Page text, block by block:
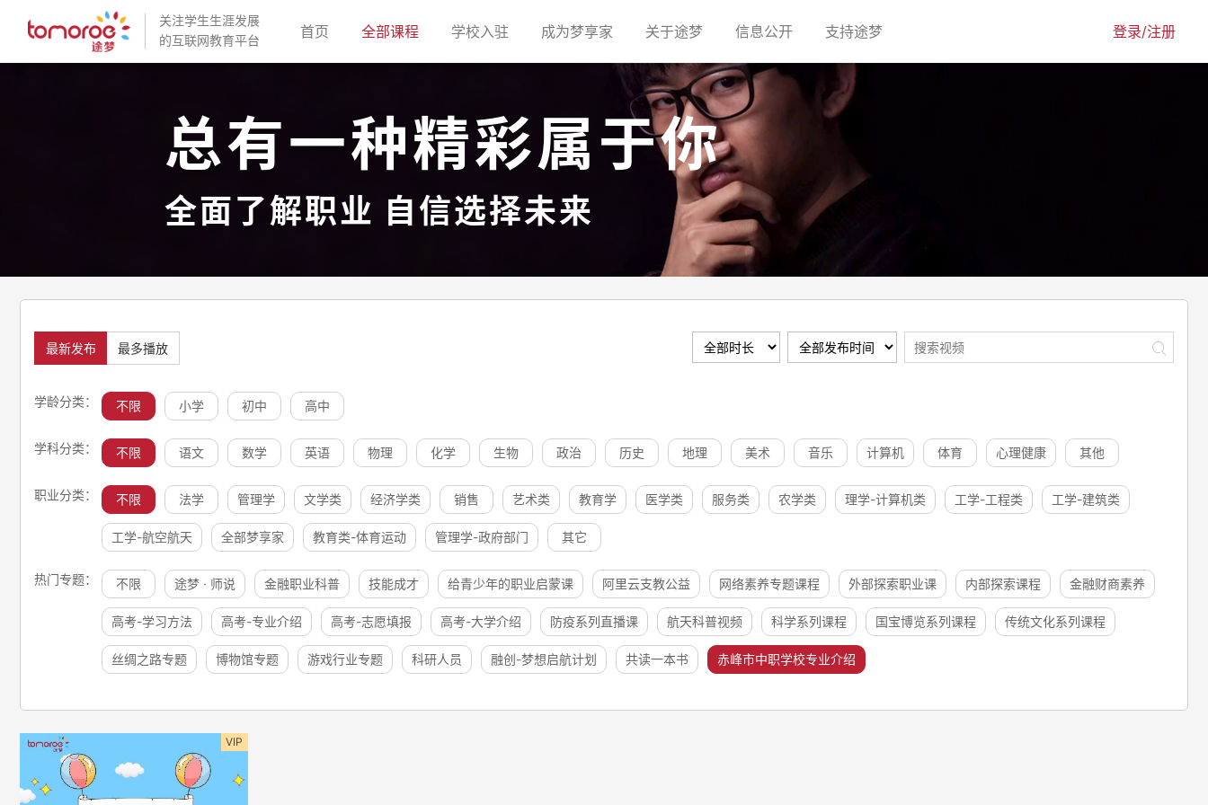
关注学生生涯发展
的互联网教育平台
首页(current)全部课程(current)学校入驻(current)成为梦享家(current)关于途梦(current)信息公开(current)支持途梦(current) 登录/注册
总有一种精彩属于你
全面了解职业 自信选择未来
最新发布 最多播放
学龄分类： 不限 小学 初中 高中
学科分类： 不限 语文 数学 英语 物理 化学 生物 政治 历史 地理 美术 音乐 计算机 体育 心理健康 其他
职业分类： 不限 法学 管理学 文学类 经济学类 销售 艺术类 教育学 医学类 服务类 农学类 理学-计算机类 工学-工程类 工学-建筑类
工学-航空航天 全部梦享家 教育类-体育运动 管理学-政府部门 其它
热门专题： 不限 途梦 · 师说 金融职业科普 技能成才 给青少年的职业启蒙课 阿里云支教公益 网络素养专题课程 外部探索职业课 内部探索课程 金融财商素养
高考-学习方法 高考-专业介绍 高考-志愿填报 高考-大学介绍 防疫系列直播课 航天科普视频 科学系列课程 国宝博览系列课程 传统文化系列课程
丝绸之路专题 博物馆专题 游戏行业专题 科研人员 融创-梦想启航计划 共读一本书 赤峰市中职学校专业介绍
VIP